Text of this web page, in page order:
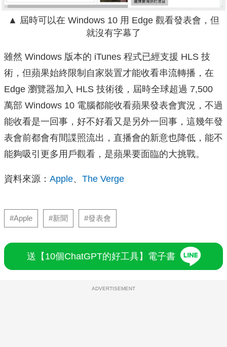
▲ 屆時可以在 Windows 10 用 Edge 觀看發表會，但
就沒有字幕了
雖然 Windows 版本的 iTunes 程式已經支援 HLS 技
術，但蘋果始終限制自家裝置才能收看串流轉播，在
Edge 瀏覽器加入 HLS 技術後，屆時全球超過 7,500
萬部 Windows 10 電腦都能收看蘋果發表會實況，不過
能收看是一回事，好不好看又是另外一回事，這幾年發
表會前都會有間諜照流出，直播會的新意也降低，能不
能夠吸引更多用戶觀看，是蘋果要面臨的大挑戰。
資料來源： Apple、 The Verge
#Apple #新聞 #發表會
送【10個ChatGPT的好工具】電子書
ADVERTISEMENT